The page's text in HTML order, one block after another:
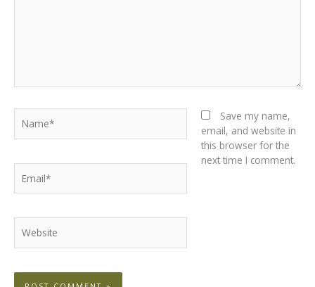
Save my name,
email, and website in
this browser for the
next time I comment.